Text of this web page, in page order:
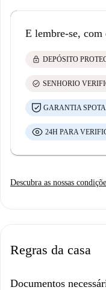
E lembre-se, com
lock DEPÓSITO
check_circle SENHORIO
GARANTIA
24H PARA
Descubra as nossas
Regras da casa
Documentos